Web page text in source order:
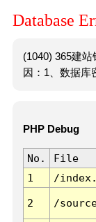
Database
(1040) 365建
因：1、数据库
PHP Debug
No. File
1
/
2 /